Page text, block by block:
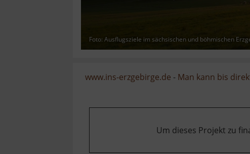
Foto: Ausflugsziele im sächsischen und böhmischen
www.ins-erzgebirge.de - Man kann bis
Um dieses Projekt zu